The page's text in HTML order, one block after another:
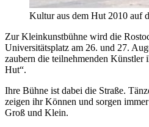
Kultur aus dem Hut 2010 auf
Zur Kleinkunstbühne wird die
Universitätsplatz am 26. und 27.
zaubern die teilnehmenden Künstler
Hut“.
Ihre Bühne ist dabei die Straße.
zeigen ihr Können und sorgen
Groß und Klein.